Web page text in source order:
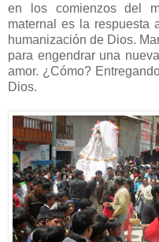
en los comienzos del
maternal es la
humanización de Dios.
para engendrar una
amor. ¿Cómo?
Dios.